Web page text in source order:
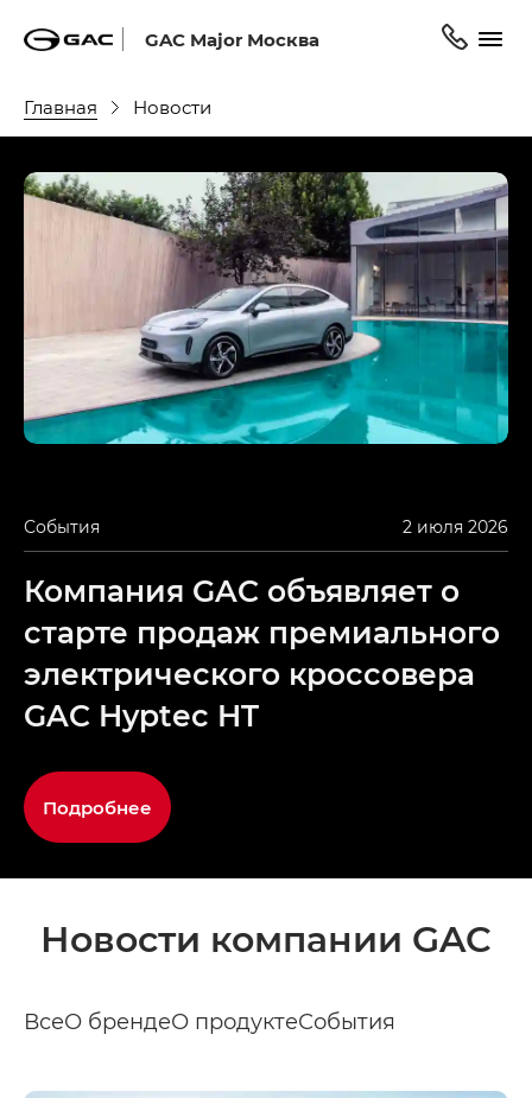
GAC Major Москва
Главная Новости
События 2 июля 2026
Компания GAC объявляет о
старте продаж премиального
электрического кроссовера
GAC Hyptec HT
Подробнее
Новости компании GAC
ВсеО брендеО продуктеСобытия